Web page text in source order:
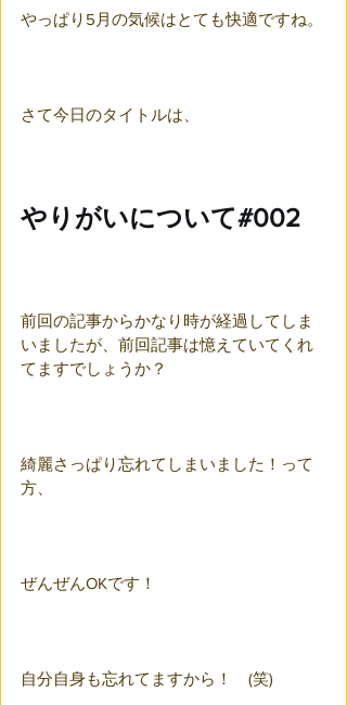
やっぱり5月の気候はとても快適ですね。
さて今日のタイトルは、
やりがいについて#002
前回の記事からかなり時が経過してしま
いましたが、前回記事は憶えていてくれ
てますでしょうか？
綺麗さっぱり忘れてしまいました！って
方、
ぜんぜんOKです！
自分自身も忘れてますから！　(笑)